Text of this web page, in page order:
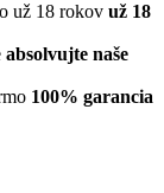
už 18
absolvujte naše
100% garancia